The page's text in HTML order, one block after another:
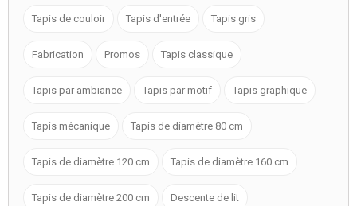
Tapis de couloir Tapis d'entrée Tapis gris
Fabrication Promos Tapis classique
Tapis par ambiance Tapis par motif Tapis graphique
Tapis mécanique Tapis de diamètre 80 cm
Tapis de diamètre 120 cm Tapis de diamètre 160 cm
Tapis de diamètre 200 cm Descente de lit